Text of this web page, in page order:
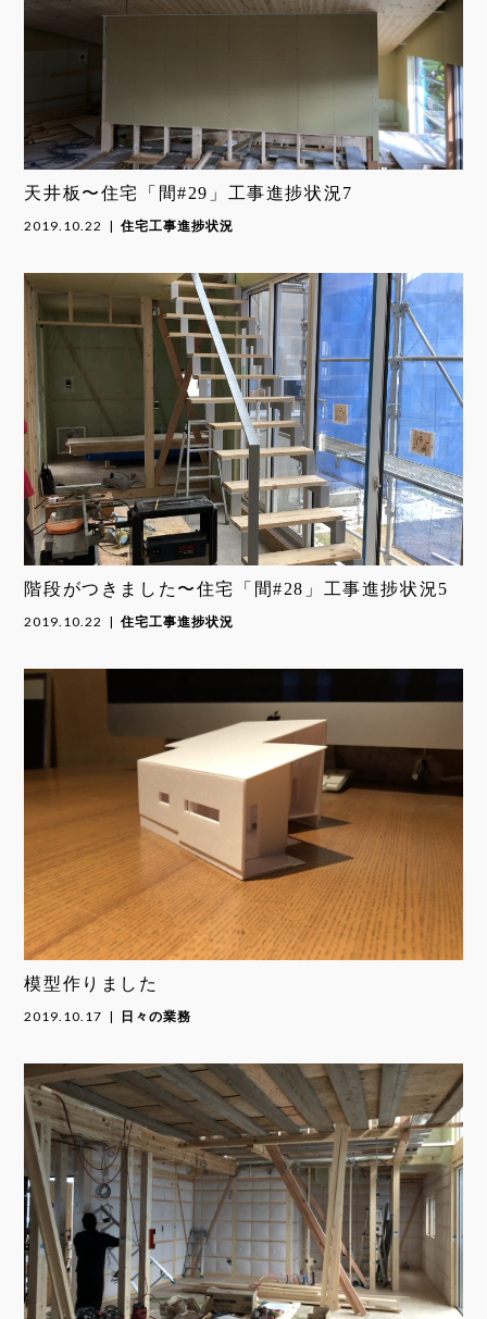
天井板〜住宅「間#29」工事進捗状況7
2019.10.22 住宅工事進捗状況
階段がつきました〜住宅「間#28」工事進捗状況5
2019.10.22 住宅工事進捗状況
模型作りました
2019.10.17 日々の業務